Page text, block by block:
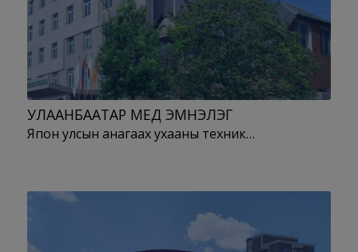
УЛААНБААТАР МЕД ЭМНЭЛЭГ
Япон улсын анагаах ухааны техник…